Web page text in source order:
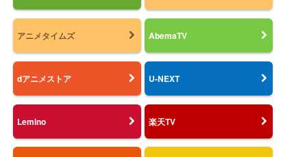
アニメタイムズ AbemaTV
dアニメストア U-NEXT
Lemino 楽天TV